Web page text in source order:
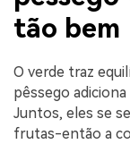
tão bem
O verde traz
pêssego
Juntos, eles se
frutas-então a